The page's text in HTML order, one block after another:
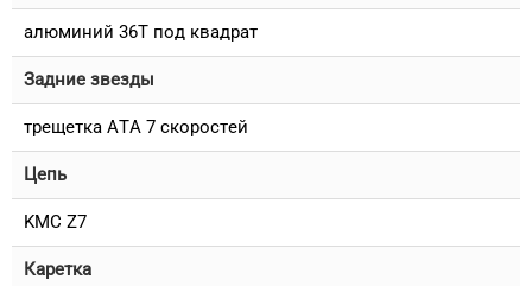
алюминий 36T под квадрат
Задние звезды
трещетка ATA 7 скоростей
Цепь
KMC Z7
Каретка